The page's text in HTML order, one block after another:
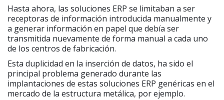
Hasta ahora, las soluciones ERP se limitaban a ser
receptoras de información introducida manualmente y
a generar información en papel que debía ser
transmitida nuevamente de forma manual a cada uno
de los centros de fabricación.
Esta duplicidad en la inserción de datos, ha sido el
principal problema generado durante las
implantaciones de estas soluciones ERP genéricas en el
mercado de la estructura metálica, por ejemplo.